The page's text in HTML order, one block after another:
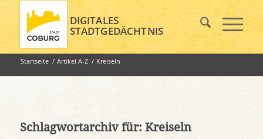
DIGITALES
STADTGEDÄCHTNIS
Startseite / Artikel A-Z / Kreiseln
Schlagwortarchiv für: Kreiseln